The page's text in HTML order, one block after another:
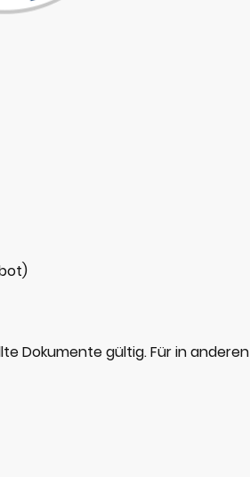
Dokumente gültig. Für in anderen